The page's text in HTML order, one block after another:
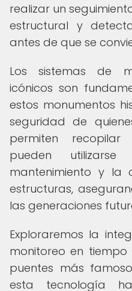
realizar un
estructural y
antes de que se
Los sistemas de
icónicos son
estos monumentos
seguridad de
permiten
pueden
mantenimiento y la
estructuras,
las generaciones
Exploraremos la
monitoreo en
puentes más
esta tecnología